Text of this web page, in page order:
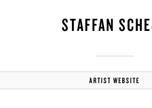
STAFFAN
ARTIST WEBSITE